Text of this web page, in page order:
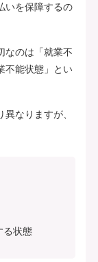
いを保障するの
なのは「就業不
不能状態」とい
なりますが、
る状態